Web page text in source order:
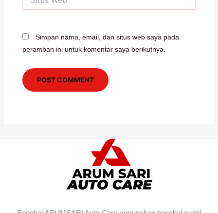
Web
Simpan nama, email, dan situs web saya pada
peramban ini untuk komentar saya berikutnya.